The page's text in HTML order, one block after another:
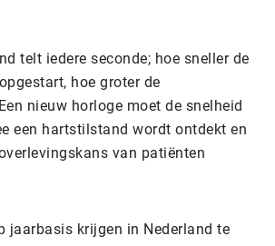
telt iedere seconde; hoe sneller de
hoe groter de
nieuw horloge moet de snelheid
een hartstilstand wordt ontdekt en
van patiënten
jaarbasis krijgen in Nederland te